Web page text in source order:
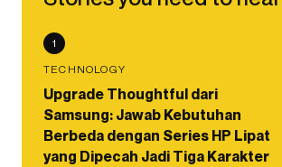
1
TECHNOLOGY
Upgrade Thoughtful dari
Samsung: Jawab Kebutuhan
Berbeda dengan Series HP Lipat
yang Dipecah Jadi Tiga Karakter